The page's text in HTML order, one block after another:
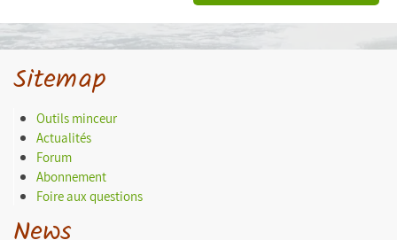
Sitemap
Outils minceur
Actualités
Forum
Abonnement
Foire aux questions
News